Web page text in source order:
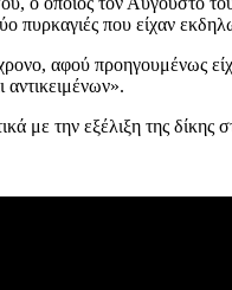
που είχαν
αφού προηγουμένως
με την εξέλιξη της δίκης